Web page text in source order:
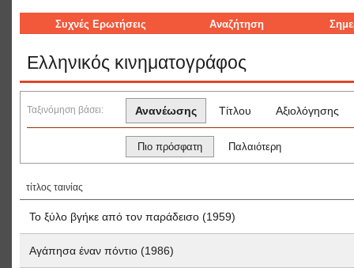
Συχνές Ερωτήσεις Αναζήτηση
Ελληνικός κινηματογράφος
Ταξινόμηση βάσει: Ανανέωσης Τίτλου Αξιολόγησης
Πιο πρόσφατη Παλαιότερη
τίτλος ταινίας
Το ξύλο βγήκε από τον παράδεισο (1959)
Αγάπησα έναν πόντιο (1986)